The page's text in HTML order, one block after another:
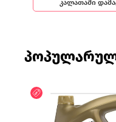
კალათაში
ფასდაკლება